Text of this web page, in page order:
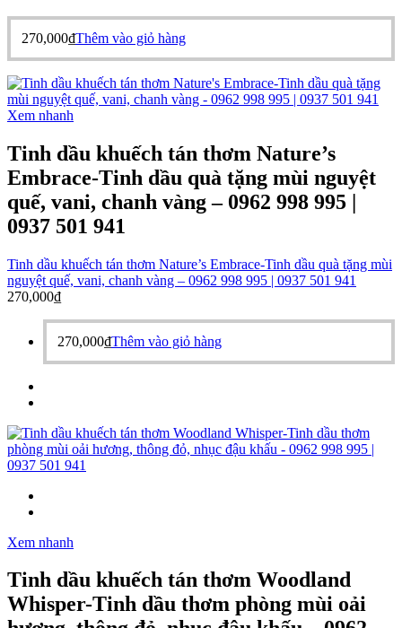
270,000₫Thêm vào giỏ hàng
Xem nhanh
Tinh dầu khuếch tán thơm Nature’s
Embrace-Tinh dầu quà tặng mùi nguyệt
quế, vani, chanh vàng – 0962 998 995 |
0937 501 941
Tinh dầu khuếch tán thơm Nature’s Embrace-Tinh dầu quà tặng mùi
nguyệt quế, vani, chanh vàng – 0962 998 995 | 0937 501 941
270,000₫
270,000₫Thêm vào giỏ hàng
Xem nhanh
Tinh dầu khuếch tán thơm Woodland
Whisper-Tinh dầu thơm phòng mùi oải